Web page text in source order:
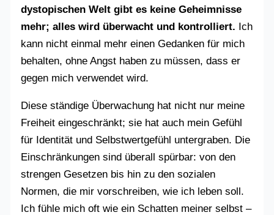
dystopischen Welt gibt es keine Geheimnisse
mehr; alles wird überwacht und kontrolliert. Ich
kann nicht einmal mehr einen Gedanken für mich
behalten, ohne Angst haben zu müssen, dass er
gegen mich verwendet wird.
Diese ständige Überwachung hat nicht nur meine
Freiheit eingeschränkt; sie hat auch mein Gefühl
für Identität und Selbstwertgefühl untergraben. Die
Einschränkungen sind überall spürbar: von den
strengen Gesetzen bis hin zu den sozialen
Normen, die mir vorschreiben, wie ich leben soll.
Ich fühle mich oft wie ein Schatten meiner selbst –